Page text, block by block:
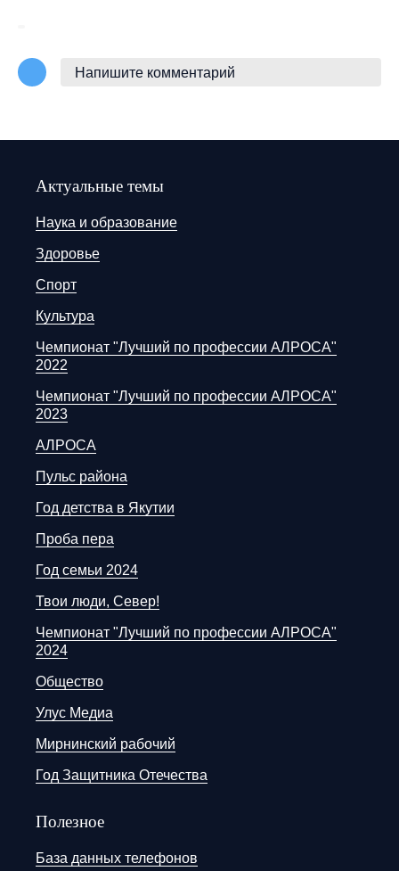
Напишите комментарий
Актуальные темы
Наука и образование
Здоровье
Спорт
Культура
Чемпионат "Лучший по профессии АЛРОСА"
2022
Чемпионат "Лучший по профессии АЛРОСА"
2023
АЛРОСА
Пульс района
Год детства в Якутии
Проба пера
Год семьи 2024
Твои люди, Север!
Чемпионат "Лучший по профессии АЛРОСА"
2024
Общество
Улус Медиа
Мирнинский рабочий
Год Защитника Отечества
Полезное
База данных телефонов